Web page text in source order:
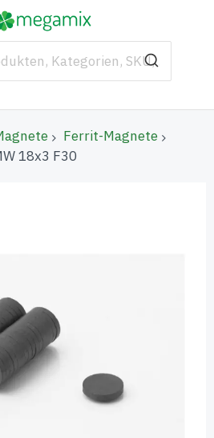
Ferrit-Magnete
18x3 F30